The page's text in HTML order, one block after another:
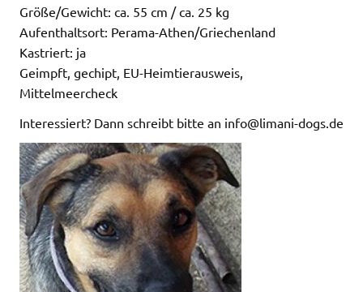
Größe/Gewicht: ca. 55 cm / ca. 25 kg
Aufenthaltsort: Perama-Athen/Griechenland
Kastriert: ja
Geimpft, gechipt, EU-Heimtierausweis,
Mittelmeercheck
Interessiert? Dann schreibt bitte an info@limani-dogs.de